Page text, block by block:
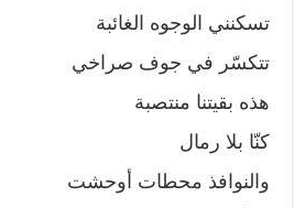
تسكنني الوجوه الغائبة
تتكسّر في جوف صراخي
هذه بقيتنا منتصبة
كنّا بلا رمال
والنوافذ محطات أوحشت